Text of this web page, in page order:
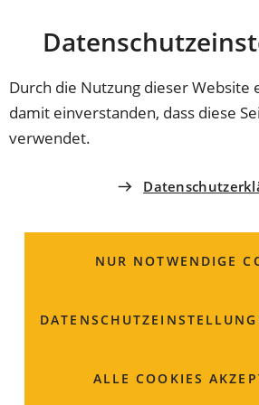
Durch die Nutzung dieser Website
damit einverstanden, dass diese
verwendet.
NUR NOTWENDIGE
ALLE COOKIES
INHALT ANSPRINGEN
Coburg
Markt 1
09561 89-2015